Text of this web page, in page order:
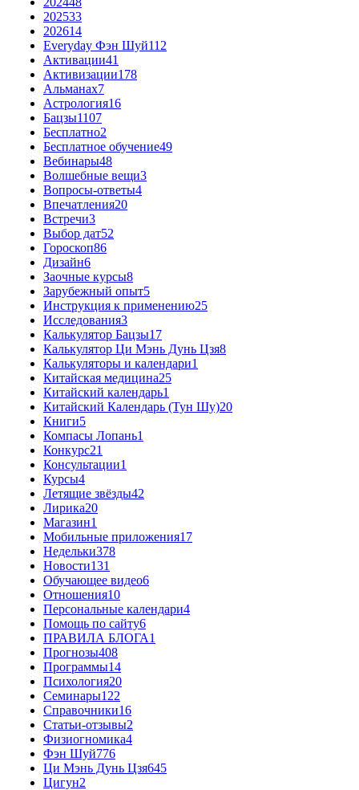
202533
202614
Everyday Фэн Шуй112
Активации41
Активизации178
Альманах7
Астрология16
Бацзы1107
Бесплатно2
Бесплатное обучение49
Вебинары48
Волшебные вещи3
Вопросы-ответы4
Впечатления20
Встречи3
Выбор дат52
Гороскоп86
Дизайн6
Заочные курсы8
Зарубежный опыт5
Инструкция к применению25
Исследования3
Калькулятор Бацзы17
Калькулятор Ци Мэнь Дунь Цзя8
Калькуляторы и календари1
Китайская медицина25
Китайский календарь1
Китайский Календарь (Тун Шу)20
Книги5
Компасы Лопань1
Конкурс21
Консультации1
Курсы4
Летящие звёзды42
Лирика20
Магазин1
Мобильные приложения17
Недельки378
Новости131
Обучающее видео6
Отношения10
Персональные календари4
Помощь по сайту6
ПРАВИЛА БЛОГА1
Прогнозы408
Программы14
Психология20
Семинары122
Справочники16
Статьи-отзывы2
Физиогномика4
Фэн Шуй776
Ци Мэнь Дунь Цзя645
Цигун2